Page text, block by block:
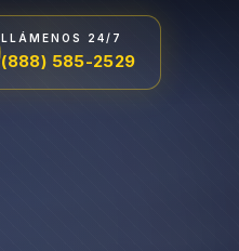
LLÁMENOS 24/7
(888) 585-2529